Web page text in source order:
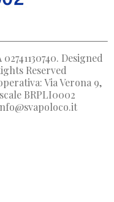
. Designed
Reserved
Via Verona 9,
BRPLI0002